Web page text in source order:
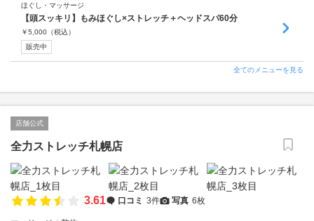
ほぐし・マッサージ
【頭スッキリ】もみほぐし×ストレッチ＋ヘッドスパ60分
￥5,000 （税込）
販売中
全てのメニューを見る
店舗公式
全力ストレッチ札幌店
3.61 口コミ 3件 写真 6枚